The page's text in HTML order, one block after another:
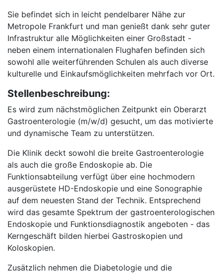
Sie befindet sich in leicht pendelbarer Nähe zur
Metropole Frankfurt und man genießt dank sehr guter
Infrastruktur alle Möglichkeiten einer Großstadt -
neben einem internationalen Flughafen befinden sich
sowohl alle weiterführenden Schulen als auch diverse
kulturelle und Einkaufsmöglichkeiten mehrfach vor Ort.
Stellenbeschreibung:
Es wird zum nächstmöglichen Zeitpunkt ein Oberarzt
Gastroenterologie (m/w/d) gesucht, um das motivierte
und dynamische Team zu unterstützen.
Die Klinik deckt sowohl die breite Gastroenterologie
als auch die große Endoskopie ab. Die
Funktionsabteilung verfügt über eine hochmodern
ausgerüstete HD-Endoskopie und eine Sonographie
auf dem neuesten Stand der Technik. Entsprechend
wird das gesamte Spektrum der gastroenterologischen
Endoskopie und Funktionsdiagnostik angeboten - das
Kerngeschäft bilden hierbei Gastroskopien und
Koloskopien.
Zusätzlich nehmen die Diabetologie und die